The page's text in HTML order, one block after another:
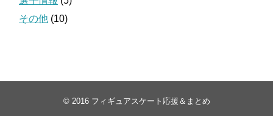
その他 (10)
© 2016 フィギュアスケート応援＆まとめ